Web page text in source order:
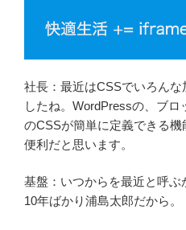
社長：最近はCSSでいろん
したね。WordPressの、ブ
のCSSが簡単に定義できる
便利だと思います。
基盤：いつからを最近と呼
10年ばかり浦島太郎だから。